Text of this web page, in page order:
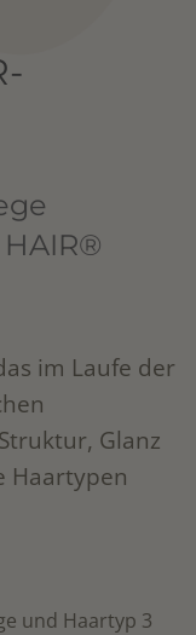
im Laufe der
Glanz
Haartypen
und Haartyp 3